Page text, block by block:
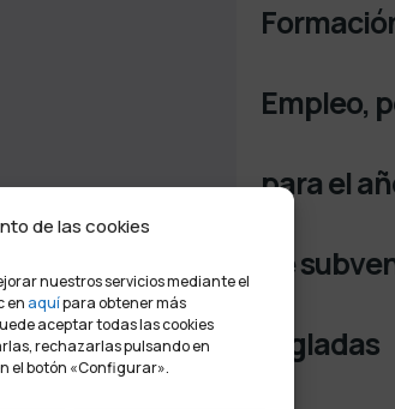
de las cookies
nuestros servicios mediante el
en aquípara obtener más
aceptar todas las cookies
rechazarlas pulsando en
el botón «Configurar».
Empleo,
para el
de
regladas